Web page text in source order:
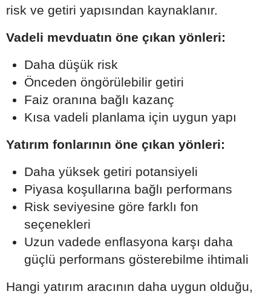
risk ve getiri yapısından kaynaklanır.
Vadeli mevduatın öne çıkan yönleri:
Daha düşük risk
Önceden öngörülebilir getiri
Faiz oranına bağlı kazanç
Kısa vadeli planlama için uygun yapı
Yatırım fonlarının öne çıkan yönleri:
Daha yüksek getiri potansiyeli
Piyasa koşullarına bağlı performans
Risk seviyesine göre farklı fon
seçenekleri
Uzun vadede enflasyona karşı daha
güçlü performans gösterebilme ihtimali
Hangi yatırım aracının daha uygun olduğu,